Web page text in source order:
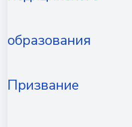
Для работодателей
Сведения об образовательной